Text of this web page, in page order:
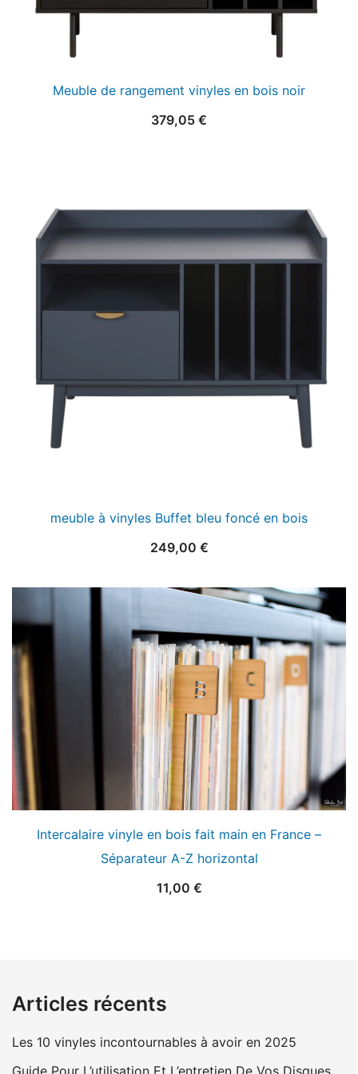
Meuble de rangement vinyles en bois noir
379,05 €
meuble à vinyles Buffet bleu foncé en bois
249,00 €
Intercalaire vinyle en bois fait main en France –
Séparateur A-Z horizontal
11,00 €
Articles récents
Les 10 vinyles incontournables à avoir en 2025